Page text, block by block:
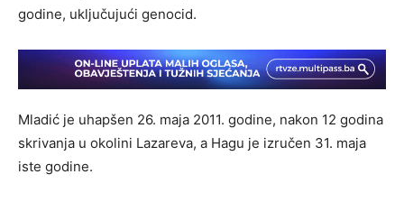
godine, uključujući genocid.
Mladić je uhapšen 26. maja 2011. godine, nakon 12 godina
skrivanja u okolini Lazareva, a Hagu je izručen 31. maja
iste godine.